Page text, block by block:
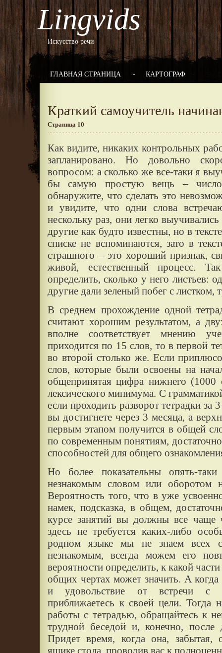
Lingvids
Искусство речи
ГЛАВНАЯ СТРАНИЦА КАРТОГРАФ
Краткий самоучитель
Страница 10
Как видите, никаких контрольных
запланировано. Но довольно
вопросом: а сколько же все-таки я
бы самую простую вещь –
обнаружите, что сделать это
и увидите, что одни слова
нескольку раз, они легко
другие как будто известны, но в
списке не вспоминаются, зато в
страшного – это хороший признак,
живой, естественный процесс.
определить, сколько у него листьев:
другие дали зеленый побег с
В среднем прохождение одной
считают хорошим результатом, а
вполне соответствует мнению
приходится по 15 слов, то в первой
во второй столько же. Если
слов, которые были освоены на
общепринятая цифра нижнего (1000
лексического минимума. С
если проходить разворот тетрадки
вы достигнете через 3 месяца, а
первым этапом получится в общей
по современным понятиям,
способностей для общего
Но более показательны опять-
незнакомым словом или оборотом
Вероятность того, что в уже
намек, подсказка, в общем,
курсе занятий вы должны все чаще
здесь не требуется каких-либо
родном языке мы не знаем всех
незнакомым, всегда можем его
вероятности определить, к какой
общих чертах может значить. А
и удовольствие от встречи с
приближаетесь к своей цели. Тогда
работы с тетрадью, обращайтесь к
трудной беседой и, конечно, после
Придет время, когда она, забытая,
ящике стола, проводив вас к